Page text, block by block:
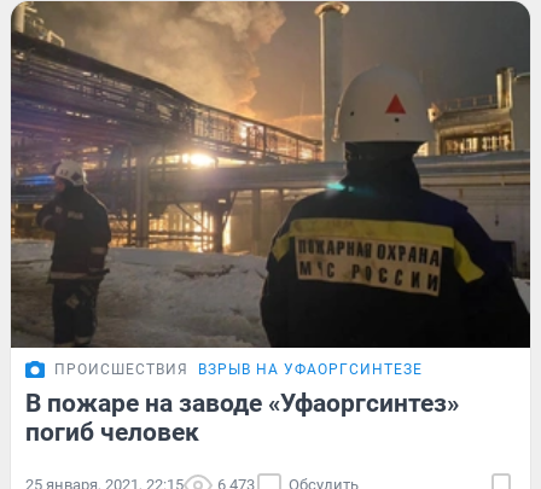
ПРОИСШЕСТВИЯ ВЗРЫВ НА УФАОРГСИНТЕЗЕ
В пожаре на заводе «Уфаоргсинтез»
погиб человек
25 января, 2021, 22:15 6 473 Обсудить